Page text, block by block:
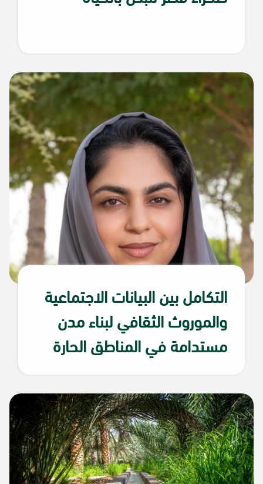
التكامل بين البيانات الاجتماعية
والموروث الثقافي لبناء مدن
مستدامة في المناطق الحارة